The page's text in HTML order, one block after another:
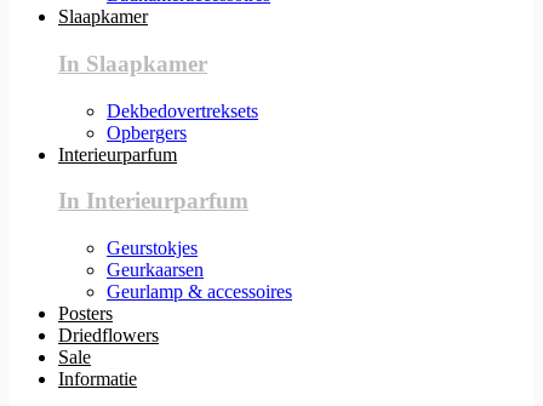
Slaapkamer
In Slaapkamer
Dekbedovertreksets
Opbergers
Interieurparfum
In Interieurparfum
Geurstokjes
Geurkaarsen
Geurlamp & accessoires
Posters
Driedflowers
Sale
Informatie